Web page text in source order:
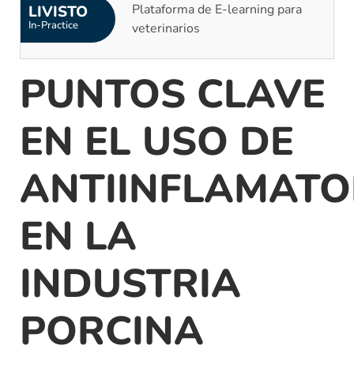
LIVISTO
In-Practice
Plataforma de E-learning para
veterinarios
PUNTOS CLAVE
EN EL USO DE
EN LA
INDUSTRIA
PORCINA